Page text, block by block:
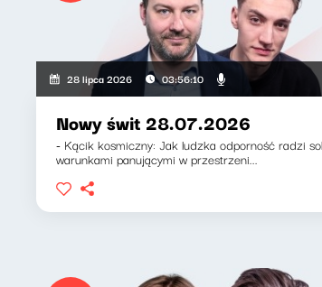
28 lipca 2026 03:56:10
Nowy świt 28.07.2026
- Kącik kosmiczny: Jak ludzka odporność radzi
warunkami panującymi w przestrzeni...